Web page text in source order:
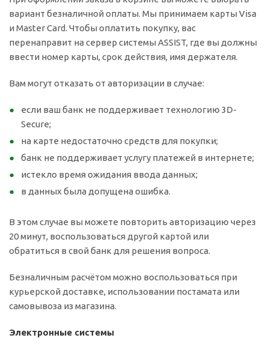
вариант безналичной оплаты. Мы принимаем карты Visa
и Master Card. Чтобы оплатить покупку, вас
перенаправит на сервер системы ASSIST, где вы должны
ввести номер карты, срок действия, имя держателя.
Вам могут отказать от авторизации в случае:
если ваш банк не поддерживает технологию 3D-
Secure;
на карте недостаточно средств для покупки;
банк не поддерживает услугу платежей в интернете;
истекло время ожидания ввода данных;
в данных была допущена ошибка.
В этом случае вы можете повторить авторизацию через
20 минут, воспользоваться другой картой или
обратиться в свой банк для решения вопроса.
Безналичным расчётом можно воспользоваться при
курьерской доставке, использовании постамата или
самовывоза из магазина.
Электронные системы